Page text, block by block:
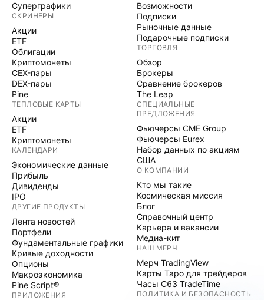
Суперграфики
СКРИНЕРЫ
Акции
ETF
Облигации
Криптомонеты
CEX-пары
DEX-пары
Pine
ТЕПЛОВЫЕ КАРТЫ
Акции
ETF
Криптомонеты
КАЛЕНДАРИ
Экономические данные
Прибыль
Дивиденды
IPO
ДРУГИЕ ПРОДУКТЫ
Лента новостей
Портфели
Фундаментальные графики
Кривые доходности
Опционы
Макроэкономика
Pine Script®
ПРИЛОЖЕНИЯ
Возможности
Подписки
Рыночные данные
Подарочные подписки
ТОРГОВЛЯ
Обзор
Брокеры
Сравнение брокеров
The Leap
СПЕЦИАЛЬНЫЕ
ПРЕДЛОЖЕНИЯ
Фьючерсы CME Group
Фьючерсы Eurex
Набор данных по акциям
США
О КОМПАНИИ
Кто мы такие
Космическая миссия
Блог
Справочный центр
Карьера и вакансии
Медиа-кит
НАШ МЕРЧ
Мерч TradingView
Карты Таро для трейдеров
Часы C63 TradeTime
ПОЛИТИКА И БЕЗОПАСНОСТЬ